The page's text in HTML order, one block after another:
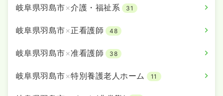
岐阜県羽島市×介護・福祉系 31
岐阜県羽島市×正看護師 48
岐阜県羽島市×准看護師 38
岐阜県羽島市×特別養護老人ホーム 11